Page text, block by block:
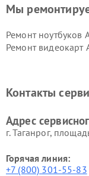
Мы
Ремонт ноутбуков
Ремонт видеокарт
Контакты
Адрес
г. Таганрог,
Горячая линия:
+7 (800) 301-55-83